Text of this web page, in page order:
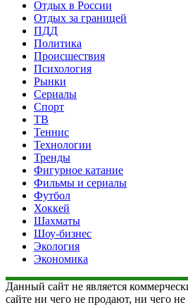
Отдых в России
Отдых за границей
ПДД
Политика
Происшествия
Психология
Рынки
Сериалы
Спорт
ТВ
Теннис
Технологии
Тренды
Фигурное катание
Фильмы и сериалы
Футбол
Хоккей
Шахматы
Шоу-бизнес
Экология
Экономика
Данный сайт не является
сайте ни чего не продают, ни чего